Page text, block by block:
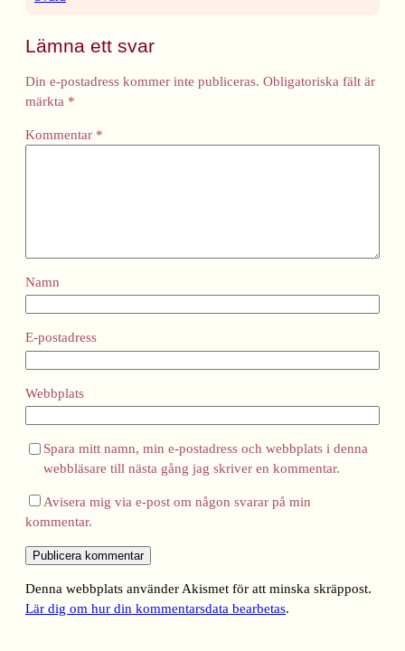
Lämna ett svar
Din e-postadress kommer inte publiceras. Obligatoriska fält är
märkta *
Kommentar *
Namn
E-postadress
Webbplats
Spara mitt namn, min e-postadress och webbplats i denna
webbläsare till nästa gång jag skriver en kommentar.
Avisera mig via e-post om någon svarar på min
kommentar.
Denna webbplats använder Akismet för att minska skräppost.
Lär dig om hur din kommentarsdata bearbetas.